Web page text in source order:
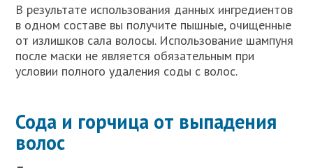
В результате использования данных ингредиентов
в одном составе вы получите пышные, очищенные
от излишков сала волосы. Использование шампуня
после маски не является обязательным при
условии полного удаления соды с волос.
Сода и горчица от выпадения
волос